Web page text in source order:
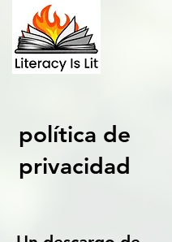
política de
privacidad